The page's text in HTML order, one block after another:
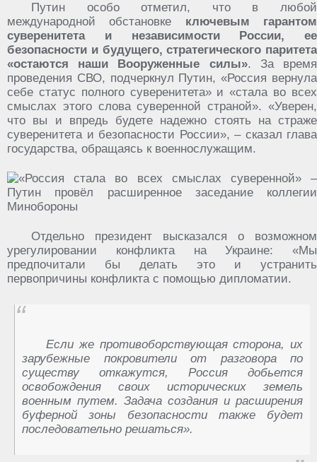
Путин особо отметил, что в любой
международной обстановке ключевым гарантом
суверенитета и независимости России, ее
безопасности и будущего, стратегического паритета
«остаются наши Вооруженные силы». За время
проведения СВО, подчеркнул Путин, «Россия вернула
себе статус полного суверенитета» и «стала во всех
смыслах этого слова суверенной страной». «Уверен,
что вы и впредь будете надежно стоять на страже
суверенитета и безопасности России», – сказал глава
государства, обращаясь к военнослужащим.
Отдельно президент высказался о возможном
урегулировании конфликта на Украине: «Мы
предпочитали бы делать это и устранить
первопричины конфликта с помощью дипломатии.
Если же противоборствующая сторона, их
зарубежные покровители от разговора по
существу откажутся, Россия добьется
освобождения своих исторических земель
военным путем. Задача создания и расширения
буферной зоны безопасности также будет
последовательно решаться».